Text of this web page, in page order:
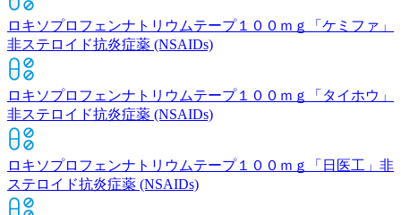
ロキソプロフェンナトリウムテープ１００ｍｇ「ケミファ」
非ステロイド抗炎症薬 (NSAIDs)
ロキソプロフェンナトリウムテープ１００ｍｇ「タイホウ」
非ステロイド抗炎症薬 (NSAIDs)
ロキソプロフェンナトリウムテープ１００ｍｇ「日医工」 非
ステロイド抗炎症薬 (NSAIDs)